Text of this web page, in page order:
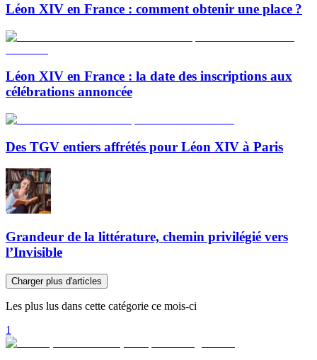
Léon XIV en France : comment obtenir une place ?
Léon XIV en France : la date des inscriptions aux
célébrations annoncée
Des TGV entiers affrétés pour Léon XIV à Paris
Grandeur de la littérature, chemin privilégié vers
l’Invisible
Charger plus d'articles
Les plus lus dans cette catégorie ce mois-ci
1